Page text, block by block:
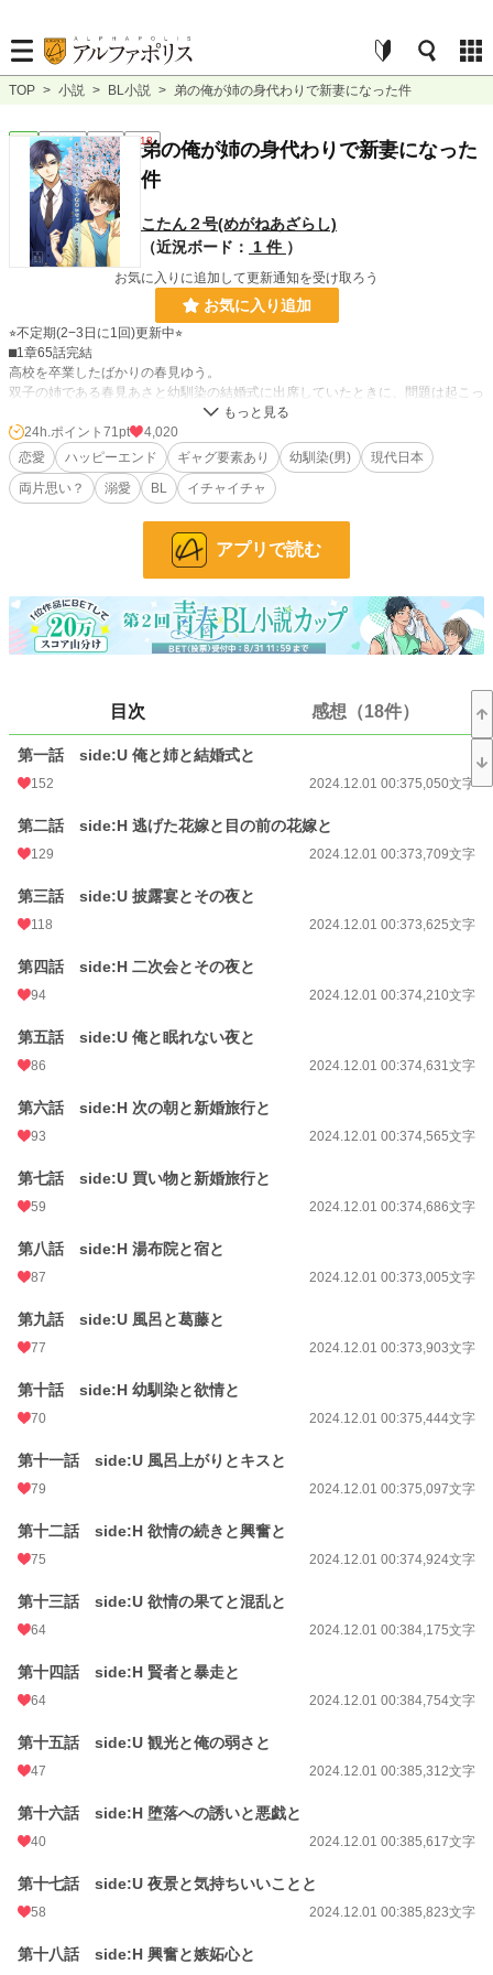
TOP > 小説 > BL小説 > 弟の俺が姉の身代わりで新妻になった件
BL 連載中 長編 R18
弟の俺が姉の身代わりで新妻になった
件
こたん２号(めがねあざらし)
（近況ボード：
1 件 ）
お気に入りに追加して更新通知を受け取ろう
お気に入り追加
⭐︎不定期(2−3日に1回)更新中⭐︎
⬛︎1章65話完結
高校を卒業したばかりの春見ゆう。
双子の姉である春見あさと幼馴染の結婚式に出席していたときに、問題は起こっ
なんと姉が逃げてしまったのだ。そのままゆうは姉の代わりに結婚式に出ること
となりーー？！
--------------------
現代ものドタバタあまあまラブコメです。
揃い踏みなのにうっかりと目覚めて残念な方向に流れそうな社会人＝残念ハンサ
ム(略して残サム)】×【口に出さない一見おとなしめな脳内うるさい可愛い系男
子大学生】が時の流れ遅めでお互いに葛藤したり自身の知らない面に戸惑ったり
--------------------
この作品はフィクションです。実在の人物や団体、場所および作品等とは一切関
係はありません。特に場所や物等は似ていても架空現代日本とご理解くださいま
長いお話を読んでいただきありがとうございます！
小説
BL 3,217 位 / 31,486 件
お気に入り
24h.ポイント 71 pt
文字数
更新日時 2025.02.14 23:33
週間ポイント 330 pt (18,609 位)
24h.ポイント 71pt
4,020
恋愛
ハッピーエンド ギャグ要素あり 幼馴染(男)
現代日本
両片思い？
溺愛 BL イチャイチャ
アプリで読む
目次 感想（18件）
第一話 side:U 俺と姉と結婚式と
152 2024.12.01 00:375,050文字
第二話 side:H 逃げた花嫁と目の前の花嫁と
129 2024.12.01 00:373,709文字
第三話 side:U 披露宴とその夜と
118 2024.12.01 00:373,625文字
第四話 side:H 二次会とその夜と
94 2024.12.01 00:374,210文字
第五話 side:U 俺と眠れない夜と
86 2024.12.01 00:374,631文字
第六話 side:H 次の朝と新婚旅行と
93 2024.12.01 00:374,565文字
第七話 side:U 買い物と新婚旅行と
59 2024.12.01 00:374,686文字
第八話 side:H 湯布院と宿と
87 2024.12.01 00:373,005文字
第九話 side:U 風呂と葛藤と
77 2024.12.01 00:373,903文字
第十話 side:H 幼馴染と欲情と
70 2024.12.01 00:375,444文字
第十一話 side:U 風呂上がりとキスと
79 2024.12.01 00:375,097文字
第十二話 side:H 欲情の続きと興奮と
75 2024.12.01 00:374,924文字
第十三話 side:U 欲情の果てと混乱と
64 2024.12.01 00:384,175文字
第十四話 side:H 賢者と暴走と
64 2024.12.01 00:384,754文字
第十五話 side:U 観光と俺の弱さと
47 2024.12.01 00:385,312文字
第十六話 side:H 堕落への誘いと悪戯と
40 2024.12.01 00:385,617文字
第十七話 side:U 夜景と気持ちいいことと
58 2024.12.01 00:385,823文字
第十八話 side:H 興奮と嫉妬心と